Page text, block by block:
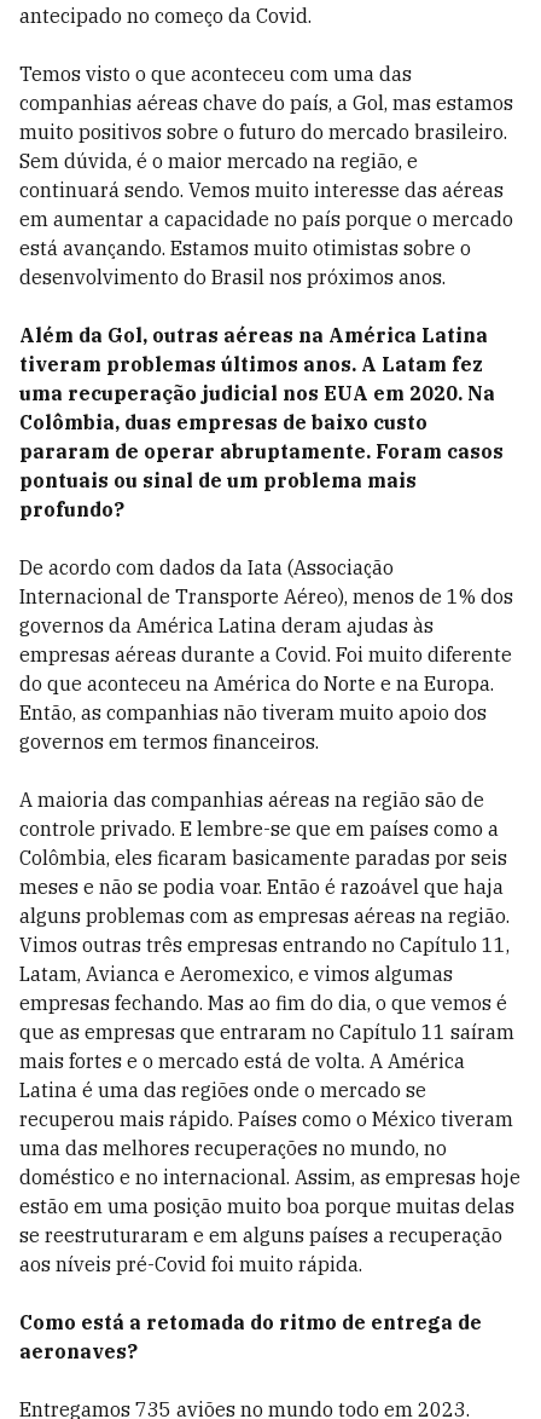
antecipado no começo da Covid.
Temos visto o que aconteceu com uma das
companhias aéreas chave do país, a Gol, mas estamos
muito positivos sobre o futuro do mercado brasileiro.
Sem dúvida, é o maior mercado na região, e
continuará sendo. Vemos muito interesse das aéreas
em aumentar a capacidade no país porque o mercado
está avançando. Estamos muito otimistas sobre o
desenvolvimento do Brasil nos próximos anos.
Além da Gol, outras aéreas na América Latina
tiveram problemas últimos anos. A Latam fez
uma recuperação judicial nos EUA em 2020. Na
Colômbia, duas empresas de baixo custo
pararam de operar abruptamente. Foram casos
pontuais ou sinal de um problema mais
profundo?
De acordo com dados da Iata (Associação
Internacional de Transporte Aéreo), menos de 1% dos
governos da América Latina deram ajudas às
empresas aéreas durante a Covid. Foi muito diferente
do que aconteceu na América do Norte e na Europa.
Então, as companhias não tiveram muito apoio dos
governos em termos financeiros.
A maioria das companhias aéreas na região são de
controle privado. E lembre-se que em países como a
Colômbia, eles ficaram basicamente paradas por seis
meses e não se podia voar. Então é razoável que haja
alguns problemas com as empresas aéreas na região.
Vimos outras três empresas entrando no Capítulo 11,
Latam, Avianca e Aeromexico, e vimos algumas
empresas fechando. Mas ao fim do dia, o que vemos é
que as empresas que entraram no Capítulo 11 saíram
mais fortes e o mercado está de volta. A América
Latina é uma das regiões onde o mercado se
recuperou mais rápido. Países como o México tiveram
uma das melhores recuperações no mundo, no
doméstico e no internacional. Assim, as empresas hoje
estão em uma posição muito boa porque muitas delas
se reestruturaram e em alguns países a recuperação
aos níveis pré-Covid foi muito rápida.
Como está a retomada do ritmo de entrega de
aeronaves?
Entregamos 735 aviões no mundo todo em 2023.